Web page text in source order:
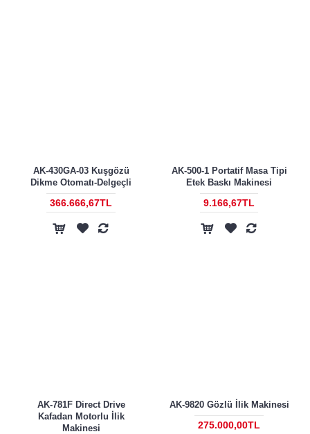
AK-430GA-03 Kuşgözü
Dikme Otomatı-Delgeçli
366.666,67TL
AK-500-1 Portatif Masa Tipi
Etek Baskı Makinesi
9.166,67TL
AK-781F Direct Drive
Kafadan Motorlu İlik
Makinesi
AK-9820 Gözlü İlik Makinesi
275.000,00TL